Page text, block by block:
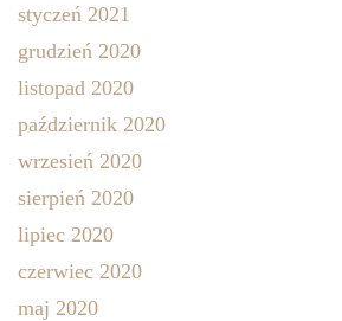
styczeń 2021
grudzień 2020
listopad 2020
październik 2020
wrzesień 2020
sierpień 2020
lipiec 2020
czerwiec 2020
maj 2020